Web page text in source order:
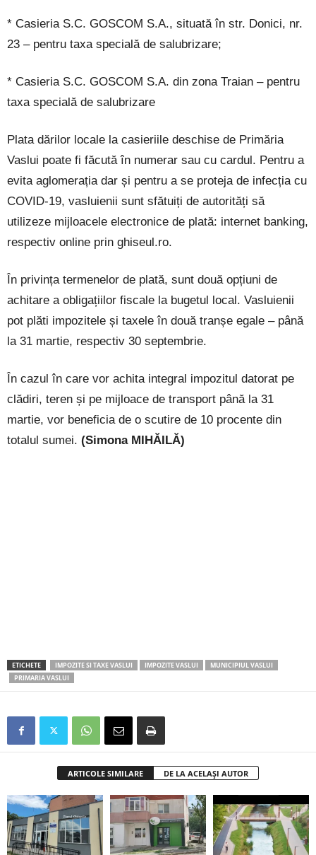
* Casieria S.C. GOSCOM S.A., situată în str. Donici, nr.
23 – pentru taxa specială de salubrizare;
* Casieria S.C. GOSCOM S.A. din zona Traian – pentru
taxa specială de salubrizare
Plata dărilor locale la casieriile deschise de Primăria
Vaslui poate fi făcută în numerar sau cu cardul. Pentru a
evita aglomerația dar și pentru a se proteja de infecția cu
COVID-19, vasluienii sunt sfătuiți de autorități să
utilizeze mijloacele electronice de plată: internet banking,
respectiv online prin ghiseul.ro.
În privința termenelor de plată, sunt două opțiuni de
achitare a obligațiilor fiscale la bugetul local. Vasluienii
pot plăti impozitele și taxele în două tranșe egale – până
la 31 martie, respectiv 30 septembrie.
În cazul în care vor achita integral impozitul datorat pe
clădiri, teren și pe mijloace de transport până la 31
martie, vor beneficia de o scutire de 10 procente din
totalul sumei. (Simona MIHĂILĂ)
ETICHETE IMPOZITE SI TAXE VASLUI IMPOZITE VASLUI
MUNICIPIUL VASLUI
PRIMARIA VASLUI
ARTICOLE SIMILARE DE LA ACELAȘI AUTOR